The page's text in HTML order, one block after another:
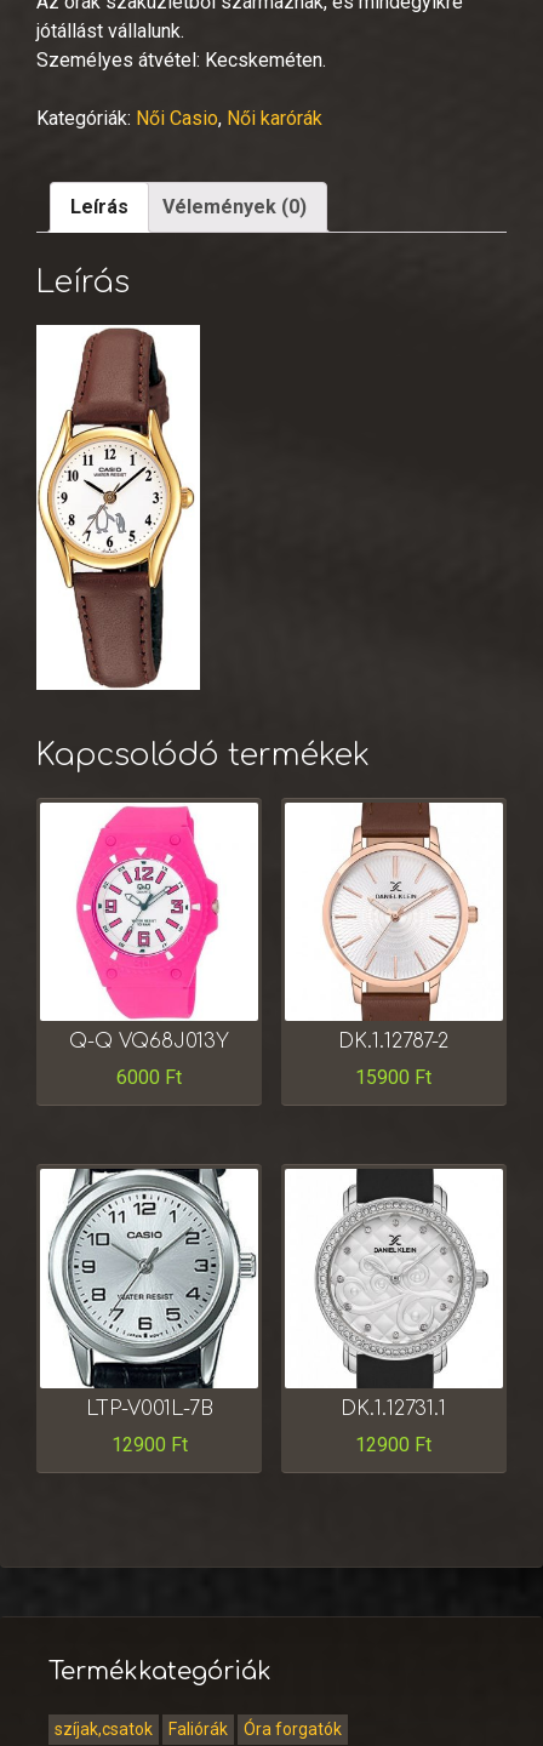
jótállást vállalunk.
Személyes átvétel: Kecskeméten.
Kategóriák: Női Casio, Női karórák
Leírás Vélemények (0)
Leírás
Kapcsolódó termékek
Q-Q VQ68J013Y
6000 Ft
DK.1.12787-2
15900 Ft
LTP-V001L-7B
12900 Ft
DK.1.12731.1
12900 Ft
Termékkategóriák
szíjak,csatok Faliórák
Óra forgatók